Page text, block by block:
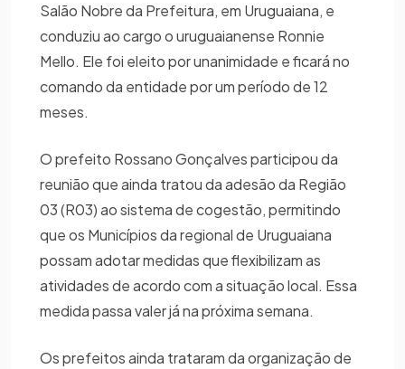
Salão Nobre da Prefeitura, em Uruguaiana, e
conduziu ao cargo o uruguaianense Ronnie
Mello. Ele foi eleito por unanimidade e ficará no
comando da entidade por um período de 12
meses.
O prefeito Rossano Gonçalves participou da
reunião que ainda tratou da adesão da Região
03 (R03) ao sistema de cogestão, permitindo
que os Municípios da regional de Uruguaiana
possam adotar medidas que flexibilizam as
atividades de acordo com a situação local. Essa
medida passa valer já na próxima semana.
Os prefeitos ainda trataram da organização de